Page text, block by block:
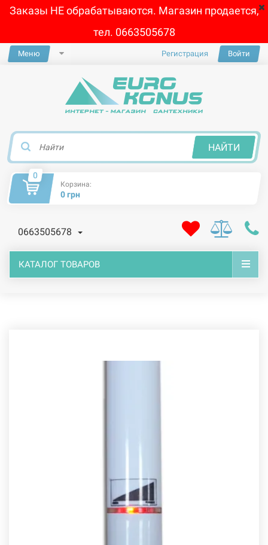
Заказы НЕ обрабатываются. Магазин продается,
тел. 0663505678
Меню Регистрация Войти
НАЙТИ
0
Корзина:
0 грн
0663505678
КАТАЛОГ ТОВАРОВ